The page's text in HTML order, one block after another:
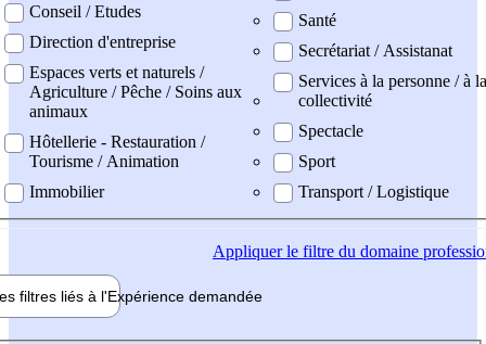
Conseil / Etudes
Direction d'entreprise
Espaces verts et naturels /
Agriculture / Pêche / Soins aux
animaux
Hôtellerie - Restauration /
Tourisme / Animation
Immobilier
Santé
Secrétariat / Assistanat
Services à la personne / à la
collectivité
Spectacle
Sport
Transport / Logistique
Appliquerle filtre du domaine
filtres liés à l'Expérience demandée